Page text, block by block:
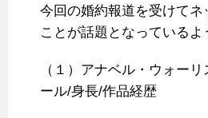
今回の婚約報道を受けて
ことが話題となっているよ
（１）アナベル・ウォー
ール/身長/作品経歴